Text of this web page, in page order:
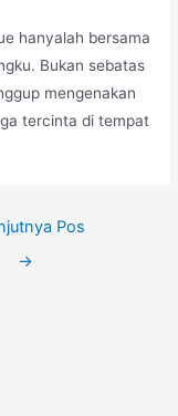
hanyalah bersama
Bukan sebatas
mengenakan
tercinta di tempat
Pos
→